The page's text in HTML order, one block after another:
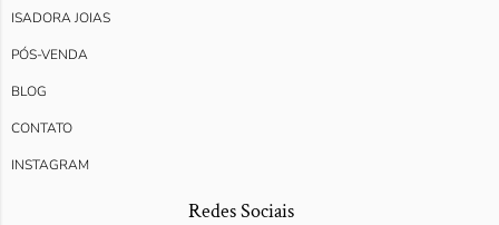
ISADORA JOIAS
PÓS-VENDA
BLOG
CONTATO
INSTAGRAM
Redes Sociais